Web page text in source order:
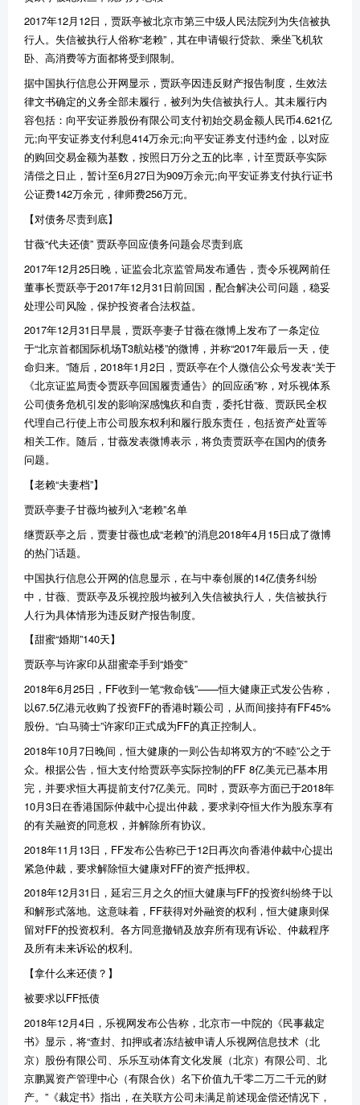
2017年12月12日，贾跃亭被北京市第三中级人民法院列为失信被执
行人。失信被执行人俗称“老赖”，其在申请银行贷款、乘坐飞机软
卧、高消费等方面都将受到限制。
据中国执行信息公开网显示，贾跃亭因违反财产报告制度，生效法
律文书确定的义务全部未履行，被列为失信被执行人。其未履行内
容包括：向平安证券股份有限公司支付初始交易金额人民币4.621亿
元;向平安证券支付利息414万余元;向平安证券支付违约金，以对应
的购回交易金额为基数，按照日万分之五的比率，计至贾跃亭实际
清偿之日止，暂计至6月27日为909万余元;向平安证券支付执行证书
公证费142万余元，律师费256万元。
【对债务尽责到底】
甘薇“代夫还债” 贾跃亭回应债务问题会尽责到底
2017年12月25日晚，证监会北京监管局发布通告，责令乐视网前任
董事长贾跃亭于2017年12月31日前回国，配合解决公司问题，稳妥
处理公司风险，保护投资者合法权益。
2017年12月31日早晨，贾跃亭妻子甘薇在微博上发布了一条定位
于“北京首都国际机场T3航站楼”的微博，并称“2017年最后一天，使
命归来。”随后，2018年1月2日，贾跃亭在个人微信公众号发表“关于
《北京证监局责令贾跃亭回国履责通告》的回应函”称，对乐视体系
公司债务危机引发的影响深感愧疚和自责，委托甘薇、贾跃民全权
代理自己行使上市公司股东权利和履行股东责任，包括资产处置等
相关工作。随后，甘薇发表微博表示，将负责贾跃亭在国内的债务
问题。
【老赖“夫妻档”】
贾跃亭妻子甘薇均被列入“老赖”名单
继贾跃亭之后，贾妻甘薇也成“老赖”的消息2018年4月15日成了微博
的热门话题。
中国执行信息公开网的信息显示，在与中泰创展的14亿债务纠纷
中，甘薇、贾跃亭及乐视控股均被列入失信被执行人，失信被执行
人行为具体情形为违反财产报告制度。
【甜蜜“婚期”140天】
贾跃亭与许家印从甜蜜牵手到“婚变”
2018年6月25日，FF收到一笔“救命钱”——恒大健康正式发公告称，
以67.5亿港元收购了投资FF的香港时颖公司，从而间接持有FF45%
股份。“白马骑士”许家印正式成为FF的真正控制人。
2018年10月7日晚间，恒大健康的一则公告却将双方的“不睦”公之于
众。根据公告，恒大支付给贾跃亭实际控制的FF 8亿美元已基本用
完，并要求恒大再提前支付7亿美元。同时，贾跃亭方面已于2018年
10月3日在香港国际仲裁中心提出仲裁，要求剥夺恒大作为股东享有
的有关融资的同意权，并解除所有协议。
2018年11月13日，FF发布公告称已于12日再次向香港仲裁中心提出
紧急仲裁，要求解除恒大健康对FF的资产抵押权。
2018年12月31日，延宕三月之久的恒大健康与FF的投资纠纷终于以
和解形式落地。这意味着，FF获得对外融资的权利，恒大健康则保
留对FF的投资权利。各方同意撤销及放弃所有现有诉讼、仲裁程序
及所有未来诉讼的权利。
【拿什么来还债？】
被要求以FF抵债
2018年12月4日，乐视网发布公告称，北京市一中院的《民事裁定
书》显示，将“查封、扣押或者冻结被申请人乐视网信息技术（北
京）股份有限公司、乐乐互动体育文化发展（北京）有限公司、北
京鹏翼资产管理中心（有限合伙）名下价值九千零二万二千元的财
产。”《裁定书》指出，在关联方公司未满足前述现金偿还情况下，